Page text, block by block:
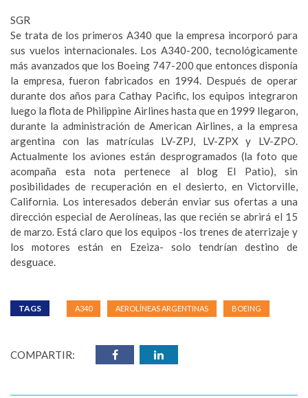
SGR
Se trata de los primeros A340 que la empresa incorporó para
sus vuelos internacionales. Los A340-200, tecnológicamente
más avanzados que los Boeing 747-200 que entonces disponía
la empresa, fueron fabricados en 1994. Después de operar
durante dos años para Cathay Pacific, los equipos integraron
luego la flota de Philippine Airlines hasta que en 1999 llegaron,
durante la administración de American Airlines, a la empresa
argentina con las matrículas LV-ZPJ, LV-ZPX y LV-ZPO.
Actualmente los aviones están desprogramados (la foto que
acompaña esta nota pertenece al blog El Patio), sin
posibilidades de recuperación en el desierto, en Victorville,
California. Los interesados deberán enviar sus ofertas a una
dirección especial de Aerolíneas, las que recién se abrirá el 15
de marzo. Está claro que los equipos -los trenes de aterrizaje y
los motores están en Ezeiza- solo tendrían destino de
desguace.
TAGS A340 AEROLÍNEAS ARGENTINAS BOEING
COMPARTIR: